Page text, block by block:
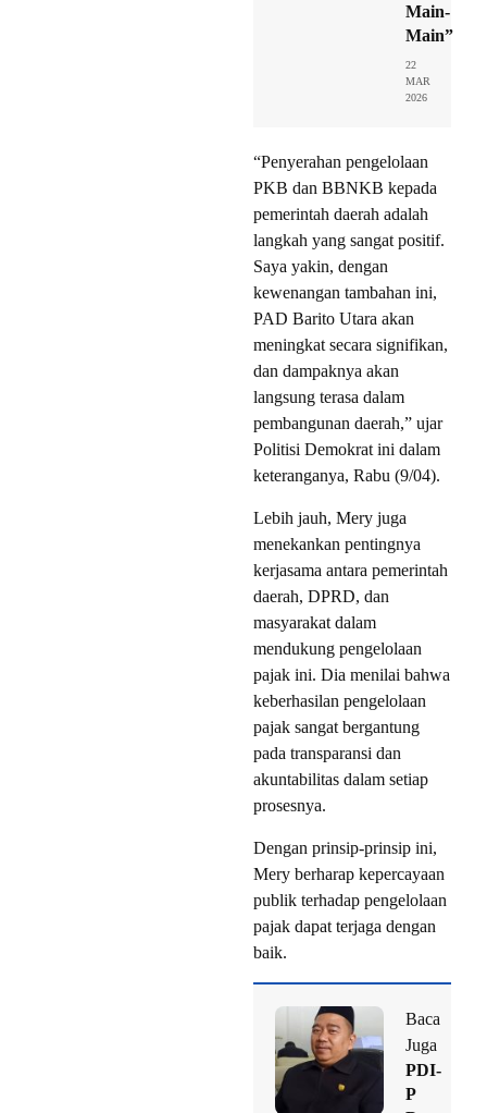
Main-
Main”
22
MAR
2026
“Penyerahan pengelolaan
PKB dan BBNKB kepada
pemerintah daerah adalah
langkah yang sangat positif.
Saya yakin, dengan
kewenangan tambahan ini,
PAD Barito Utara akan
meningkat secara signifikan,
dan dampaknya akan
langsung terasa dalam
pembangunan daerah,” ujar
Politisi Demokrat ini dalam
keteranganya, Rabu (9/04).
Lebih jauh, Mery juga
menekankan pentingnya
kerjasama antara pemerintah
daerah, DPRD, dan
masyarakat dalam
mendukung pengelolaan
pajak ini. Dia menilai bahwa
keberhasilan pengelolaan
pajak sangat bergantung
pada transparansi dan
akuntabilitas dalam setiap
prosesnya.
Dengan prinsip-prinsip ini,
Mery berharap kepercayaan
publik terhadap pengelolaan
pajak dapat terjaga dengan
baik.
Baca
Juga
PDI-
P